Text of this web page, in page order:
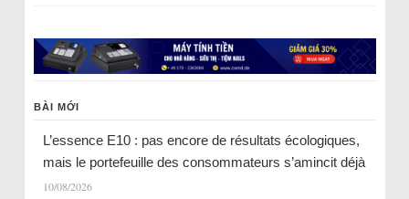
BÀI MỚI
L’essence E10 : pas encore de résultats écologiques,
mais le portefeuille des consommateurs s’amincit déjà
10/08/2026